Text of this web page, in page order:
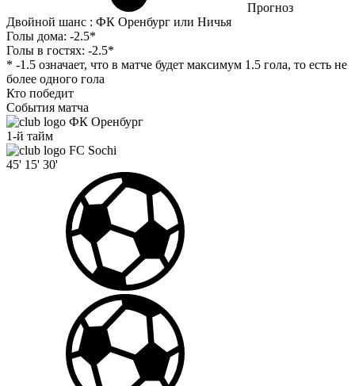
Прогноз
Двойной шанс : ФК Оренбург или Ничья
Голы дома: -2.5*
Голы в гостях: -2.5*
* -1.5 означает, что в матче будет максимум 1.5 гола, то есть не
более одного гола
Кто победит
События матча
ФК Оренбург
1-й тайм
FC Sochi
45' 15' 30'